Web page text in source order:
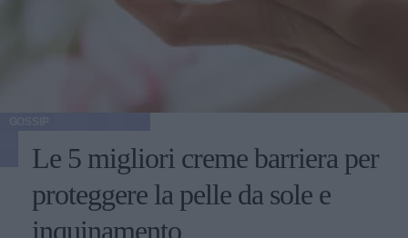
Le 5 migliori creme barriera per
proteggere la pelle da sole e
inquinamento